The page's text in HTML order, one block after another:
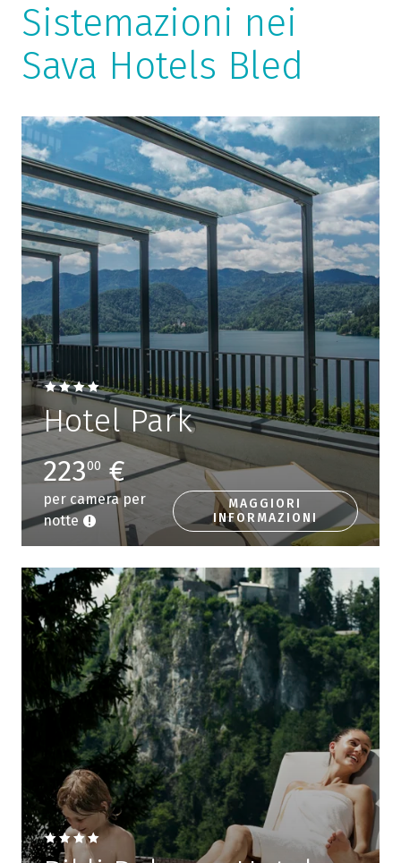
Sistemazioni nei
Sava Hotels Bled
Hotel Park
22300 €
per camera per
notte
MAGGIORI
INFORMAZIONI